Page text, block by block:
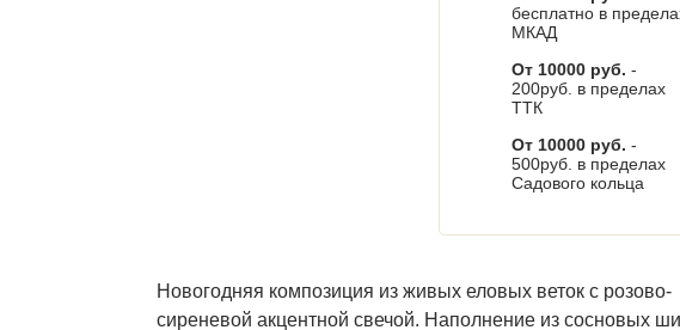
бесплатно в
МКАД
От 10000 руб. -
200руб. в пределах
ТТК
От 10000 руб. -
500руб. в пределах
Садового кольца
Новогодняя композиция из живых еловых веток с розово-
сиреневой акцентной свечой. Наполнение из сосновых